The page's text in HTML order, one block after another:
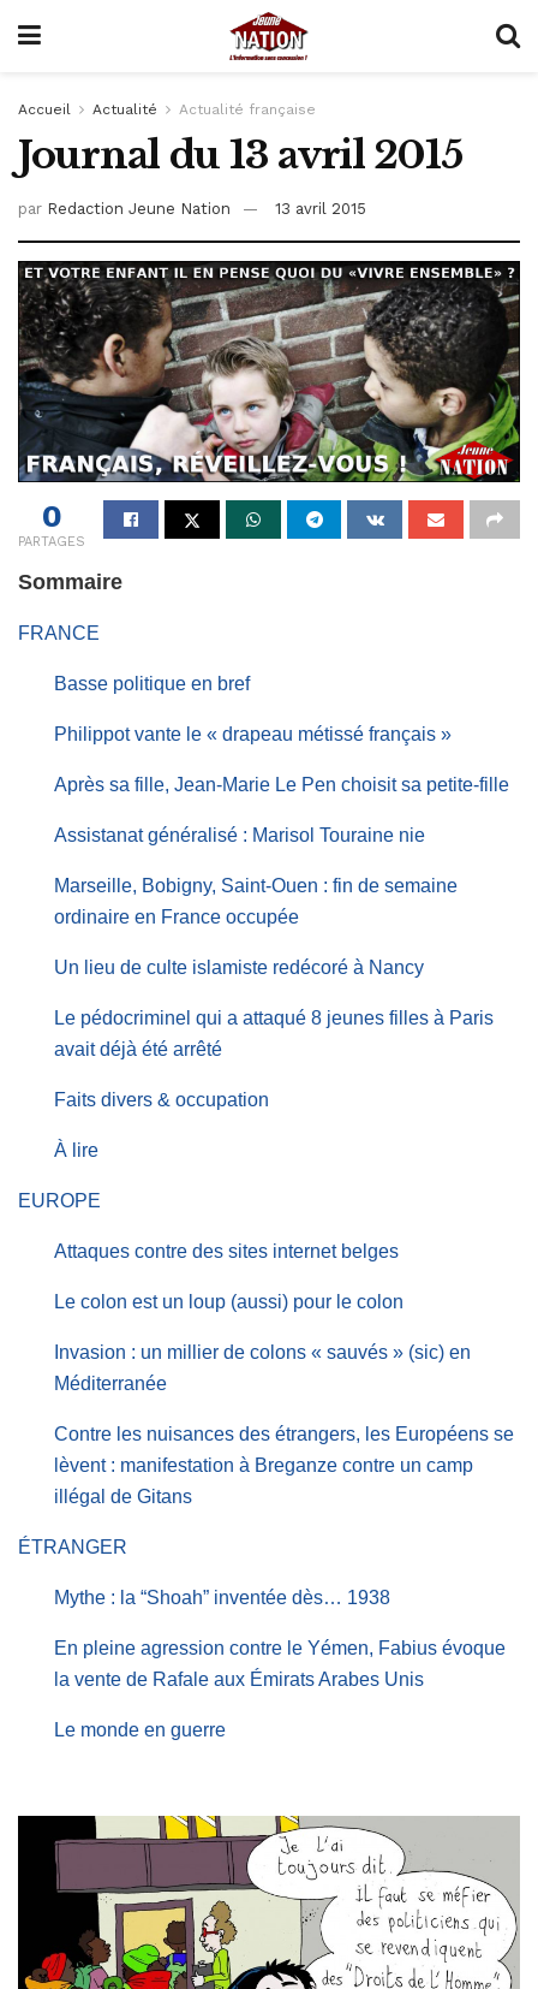
Accueil Actualité Actualité française
Journal du 13 avril 2015
par Redaction Jeune Nation 13 avril 2015
0
PARTAGES
Sommaire
FRANCE
Basse politique en bref
Philippot vante le « drapeau métissé français »
Après sa fille, Jean-Marie Le Pen choisit sa petite-fille
Assistanat généralisé : Marisol Touraine nie
Marseille, Bobigny, Saint-Ouen : fin de semaine
ordinaire en France occupée
Un lieu de culte islamiste redécoré à Nancy
Le pédocriminel qui a attaqué 8 jeunes filles à Paris
avait déjà été arrêté
Faits divers & occupation
À lire
EUROPE
Attaques contre des sites internet belges
Le colon est un loup (aussi) pour le colon
Invasion : un millier de colons « sauvés » (sic) en
Méditerranée
Contre les nuisances des étrangers, les Européens se
lèvent : manifestation à Breganze contre un camp
illégal de Gitans
ÉTRANGER
Mythe : la “Shoah” inventée dès… 1938
En pleine agression contre le Yémen, Fabius évoque
la vente de Rafale aux Émirats Arabes Unis
Le monde en guerre